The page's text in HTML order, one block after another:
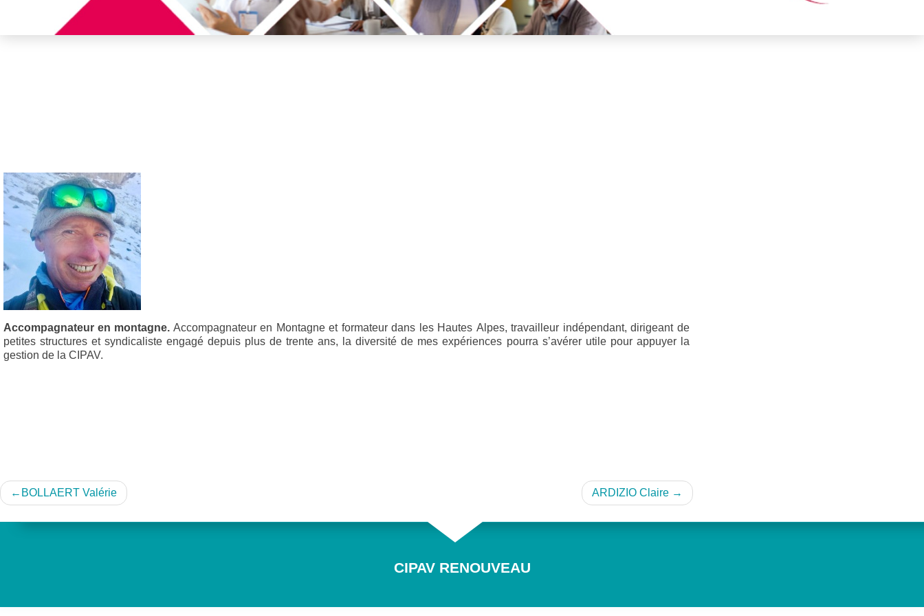
Accompagnateur en montagne. Accompagnateur en Montagne et formateur dans les Hautes Alpes, travailleur indépendant, dirigeant de
petites structures et syndicaliste engagé depuis plus de trente ans, la diversité de mes expériences pourra s’avérer utile pour appuyer la
gestion de la CIPAV.
Navigation
de
BOLLAERT Valérie ARDIZIO Claire
CIPAV RENOUVEAU